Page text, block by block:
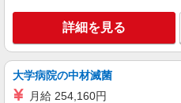
キープ
派遣社員
株式会社kotrio /●SD-H-2001787
詳細を見る
大学病院の中材滅菌
月給 254,160円